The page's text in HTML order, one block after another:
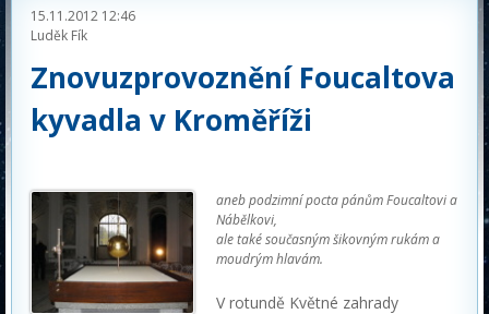
15.11.2012 12:46
Luděk Fík
Znovuzprovoznění Foucaltova
kyvadla v Kroměříži
aneb podzimní pocta pánům Foucaltovi a
Nábělkovi,
ale také současným šikovným rukám a
moudrým hlavám.
V rotundě Květné zahrady